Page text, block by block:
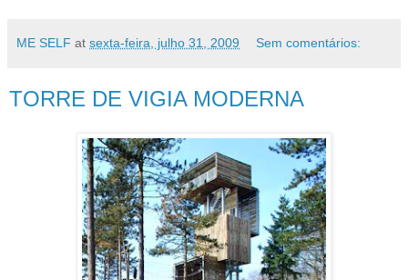
ME SELF at sexta-feira, julho 31, 2009 Sem comentários:
TORRE DE VIGIA MODERNA